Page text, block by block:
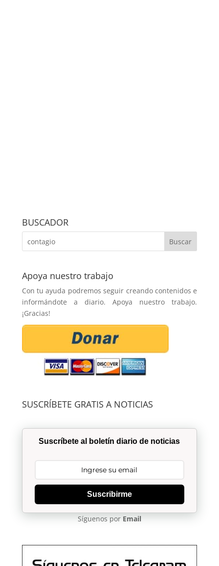
BUSCADOR
Apoya nuestro trabajo
Con tu ayuda podremos seguir creando contenidos e
informándote a diario. Apoya nuestro trabajo.
¡Gracias!
SUSCRÍBETE GRATIS A NOTICIAS
Suscríbete al boletín diario de noticias
Suscribirme
Síguenos por Email